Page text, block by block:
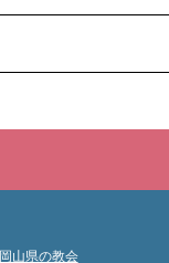
岡山県の教会